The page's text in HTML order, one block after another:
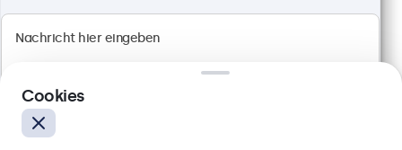
Anschlüsse: HDMI, VGA, BNC, RCA-Cinch
Montage: Einbau, Wand- und Tischmontage
Außenmaße: 560 x 337 x 41 mm
Cookies